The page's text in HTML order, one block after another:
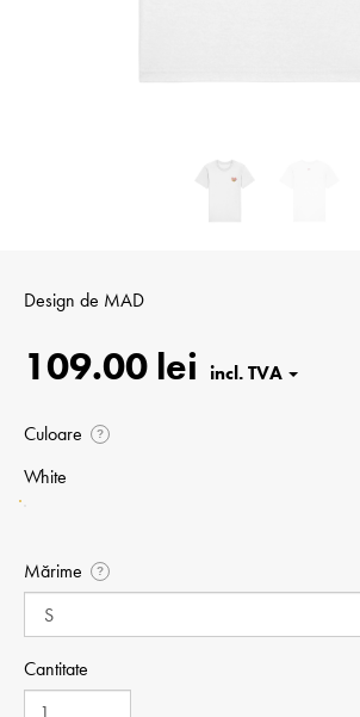
Design de MAD
109.00 lei
Culoare ?
White
Mărime ?
Cantitate